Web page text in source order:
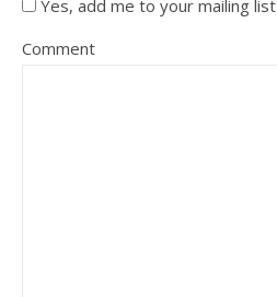
Yes, add me to your mailing list
Comment